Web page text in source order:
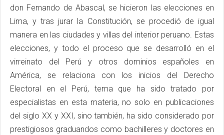
don Fernando de Abascal, se hicieron las elecciones en
Lima, y tras jurar la Constitución, se procedió de igual
manera en las ciudades y villas del interior peruano. Estas
elecciones, y todo el proceso que se desarrolló en el
virreinato del Perú y otros dominios españoles en
América, se relaciona con los inicios del Derecho
Electoral en el Perú, tema que ha sido tratado por
especialistas en esta materia, no solo en publicaciones
del siglo XX y XXI, sino también, ha sido considerado por
prestigiosos graduandos como bachilleres y doctores en